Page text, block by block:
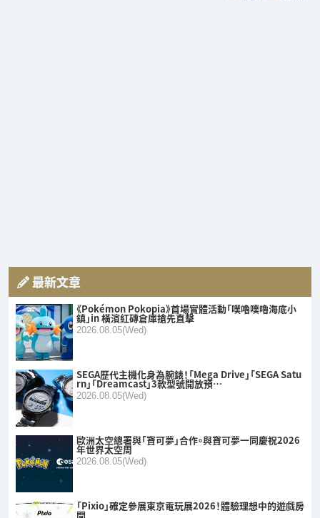
最新文章
《Pokémon Pokopia》首場實體活動「噗嚕噗嚕海底小
鎮」in 橫濱紅磚倉庫搶先直擊
2026.08.05(Wed)
SEGA歷代主機化身為腕錶！「Mega Drive」「SEGA Satu
rn」「Dreamcast」3款型號開放預…
2026.08.05(Wed)
歐洲太空總署與「寶可夢」合作。與寶可夢一同慶祝2026
年世界太空周
2026.08.05(Wed)
「Pixio」確定參展東京電玩展2026！體驗理想中的遊戲房
間